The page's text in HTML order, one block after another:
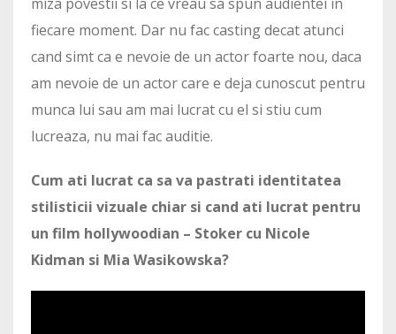
fiecare moment. Dar nu fac casting decat atunci
cand simt ca e nevoie de un actor foarte nou, daca
am nevoie de un actor care e deja cunoscut pentru
munca lui sau am mai lucrat cu el si stiu cum
lucreaza, nu mai fac auditie.
Cum ati lucrat ca sa va pastrati identitatea
stilisticii vizuale chiar si cand ati lucrat pentru
un film hollywoodian – Stoker cu Nicole
Kidman si Mia Wasikowska?